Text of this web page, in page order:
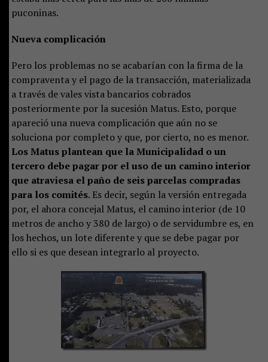
puconinas.
Nueva complicación
Pero los problemas no se acabarían con la firma de la
compraventa y el pago de la transacción, materializada
a través de vales vista bancarios cobrados
posteriormente por la sucesión Matus. Esto, porque
apareció una nueva complicación que aún no se
soluciona por completo y que, por cierto, no es menor.
Los Matus plantean que la Municipalidad o un
tercero debe pagar por el uso de un camino interior
que atraviesa el paño de seis parcelas compradas
para los comités. Es decir, según la versión entregada
por, el ahora concejal Matus, el camino interior (de 10
metros de ancho y 380 de largo) o de servidumbre es, en
los hechos, un lote diferente y que se debe pagar por
ello si es que desean integrarlo al proyecto.